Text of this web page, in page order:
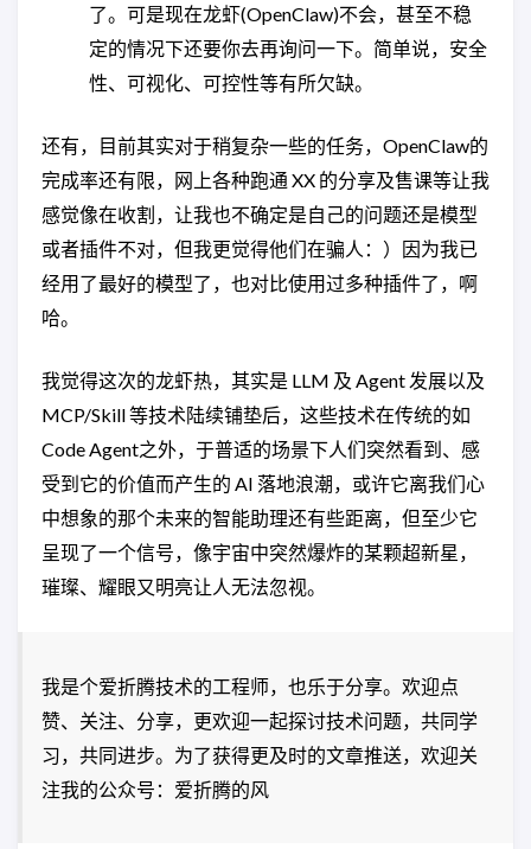
了。可是现在龙虾(OpenClaw)不会，甚至不稳
定的情况下还要你去再询问一下。简单说，安全
性、可视化、可控性等有所欠缺。
还有，目前其实对于稍复杂一些的任务，OpenClaw的
完成率还有限，网上各种跑通 XX 的分享及售课等让我
感觉像在收割，让我也不确定是自己的问题还是模型
或者插件不对，但我更觉得他们在骗人：）因为我已
经用了最好的模型了，也对比使用过多种插件了，啊
哈。
我觉得这次的龙虾热，其实是 LLM 及 Agent 发展以及
MCP/Skill 等技术陆续铺垫后，这些技术在传统的如
Code Agent之外，于普适的场景下人们突然看到、感
受到它的价值而产生的 AI 落地浪潮，或许它离我们心
中想象的那个未来的智能助理还有些距离，但至少它
呈现了一个信号，像宇宙中突然爆炸的某颗超新星，
璀璨、耀眼又明亮让人无法忽视。
我是个爱折腾技术的工程师，也乐于分享。欢迎点
赞、关注、分享，更欢迎一起探讨技术问题，共同学
习，共同进步。为了获得更及时的文章推送，欢迎关
注我的公众号：爱折腾的风